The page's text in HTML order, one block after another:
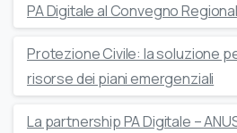
PA Digitale al Convegno
Protezione Civile: la soluzione
risorse dei piani emergenziali
La partnership PA Digitale –